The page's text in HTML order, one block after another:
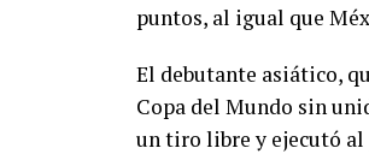
puntos, al igual que
El debutante asiático,
Copa del Mundo sin
un tiro libre y ejecutó al